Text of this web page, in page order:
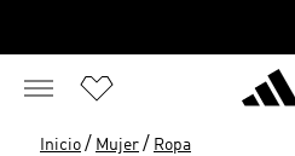
Inicio / Mujer / Ropa